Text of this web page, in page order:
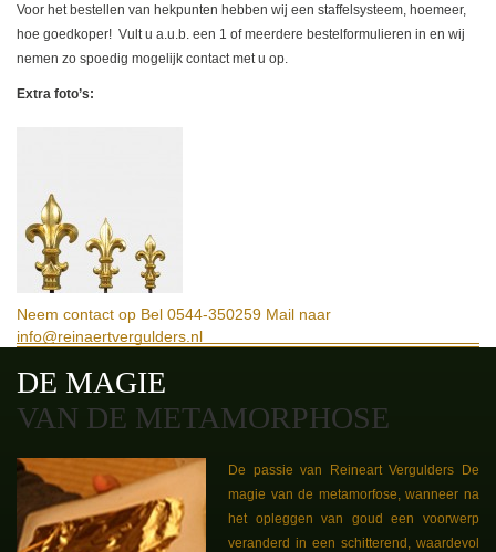
Voor het bestellen van hekpunten hebben wij een staffelsysteem, hoemeer,
hoe goedkoper! Vult u a.u.b. een 1 of meerdere bestelformulieren in en wij
nemen zo spoedig mogelijk contact met u op.
Extra foto’s:
Neem contact op Bel 0544-350259 Mail naar
info@reinaertvergulders.nl
DE MAGIE
VAN DE METAMORPHOSE
De passie van Reineart Vergulders De
magie van de metamorfose, wanneer na
het opleggen van goud een voorwerp
veranderd in een schitterend, waardevol